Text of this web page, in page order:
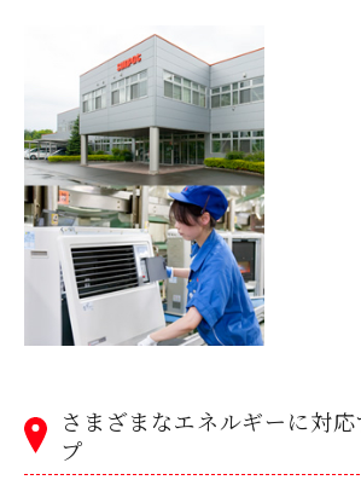
さまざまなエネルギーに対応
プ